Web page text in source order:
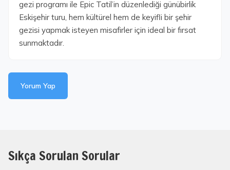
gezi programı ile Epic Tatil’in düzenlediği günübirlik
Eskişehir turu, hem kültürel hem de keyifli bir şehir
gezisi yapmak isteyen misafirler için ideal bir fırsat
sunmaktadır.
Yorum Yap
Sıkça Sorulan Sorular